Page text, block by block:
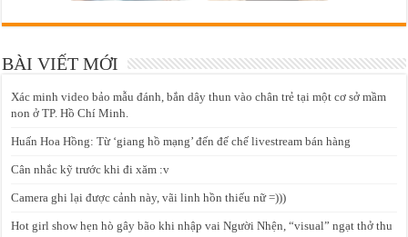
BÀI VIẾT MỚI
Xác minh video bảo mẫu đánh, bắn dây thun vào chân trẻ tại một cơ sở mầm
non ở TP. Hồ Chí Minh.
Huấn Hoa Hồng: Từ ‘giang hồ mạng’ đến đế chế livestream bán hàng
Cân nhắc kỹ trước khi đi xăm :v
Camera ghi lại được cảnh này, vãi linh hồn thiếu nữ =)))
Hot girl show hẹn hò gây bão khi nhập vai Người Nhện, “visual” ngạt thở thu